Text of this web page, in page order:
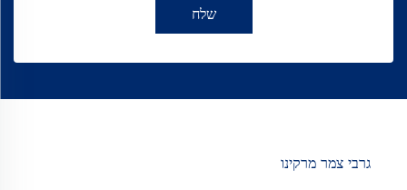
שלח
גרבי צמר מרקינו